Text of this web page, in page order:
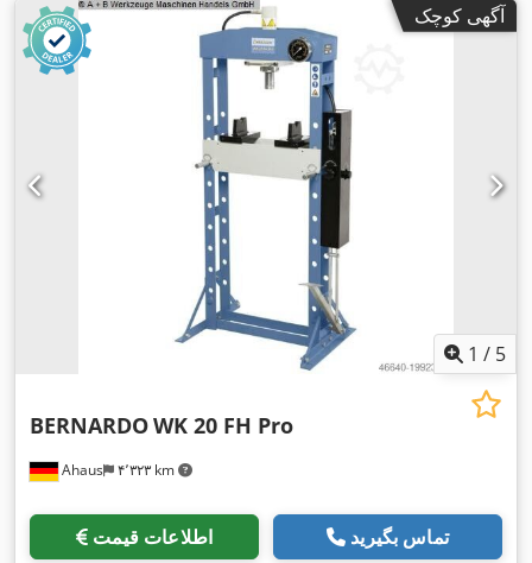
آگهی کوچک
1 / 5
Ahaus ۴٬۳۲۳ km
BERNARDOWK 20 FH Pro
اطلاعات قیمت تماس بگیرید